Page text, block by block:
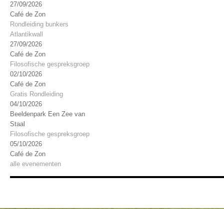
27/09/2026
Café de Zon
Rondleiding bunkers
Atlantikwall
27/09/2026
Café de Zon
Filosofische gespreksgroep
02/10/2026
Café de Zon
Gratis Rondleiding
04/10/2026
Beeldenpark Een Zee van
Staal
Filosofische gespreksgroep
05/10/2026
Café de Zon
alle evenementen